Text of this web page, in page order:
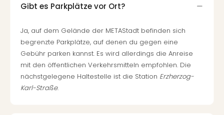
Gibt es Parkplätze vor Ort?
Ja, auf dem Gelände der METAStadt befinden sich
begrenzte Parkplätze, auf denen du gegen eine
Gebühr parken kannst. Es wird allerdings die Anreise
mit den öffentlichen Verkehrsmitteln empfohlen. Die
nächstgelegene Haltestelle ist die Station Erzherzog-
Karl-Straße.